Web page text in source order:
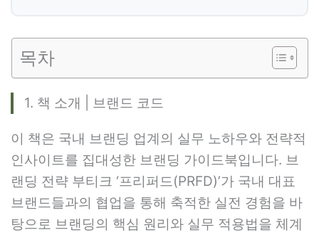
목차
1. 책 소개 | 브랜드 코드
이 책은 국내 브랜딩 업계의 실무 노하우와 전략적
인사이트를 집대성한 브랜딩 가이드북입니다. 브
랜딩 전략 부티크 ‘프리퍼드(PRFD)’가 국내 대표
브랜드들과의 협업을 통해 축적한 실전 경험을 바
탕으로 브랜딩의 핵심 원리와 실무 적용법을 체계